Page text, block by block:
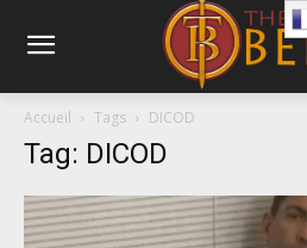
Accueil Tags DICOD
Tag: DICOD